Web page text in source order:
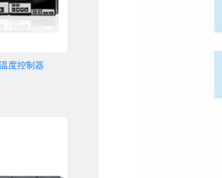
度控制器